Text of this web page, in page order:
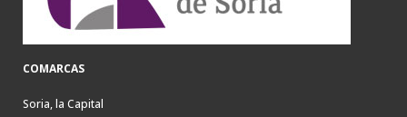
COMARCAS
Soria, la Capital